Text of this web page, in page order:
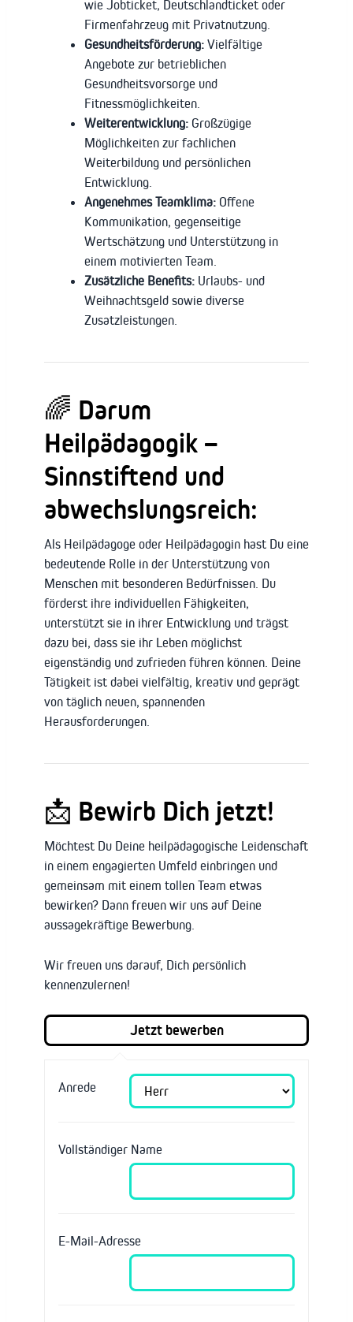
wie Jobticket, Deutschlandticket oder
Firmenfahrzeug mit Privatnutzung.
Gesundheitsförderung: Vielfältige
Angebote zur betrieblichen
Gesundheitsvorsorge und
Fitnessmöglichkeiten.
Weiterentwicklung: Großzügige
Möglichkeiten zur fachlichen
Weiterbildung und persönlichen
Entwicklung.
Angenehmes Teamklima: Offene
Kommunikation, gegenseitige
Wertschätzung und Unterstützung in
einem motivierten Team.
Zusätzliche Benefits: Urlaubs- und
Weihnachtsgeld sowie diverse
Zusatzleistungen.
🌈 Darum
Heilpädagogik –
Sinnstiftend und
abwechslungsreich:
Als Heilpädagoge oder Heilpädagogin hast Du eine
bedeutende Rolle in der Unterstützung von
Menschen mit besonderen Bedürfnissen. Du
förderst ihre individuellen Fähigkeiten,
unterstützt sie in ihrer Entwicklung und trägst
dazu bei, dass sie ihr Leben möglichst
eigenständig und zufrieden führen können. Deine
Tätigkeit ist dabei vielfältig, kreativ und geprägt
von täglich neuen, spannenden
Herausforderungen.
📩 Bewirb Dich jetzt!
Möchtest Du Deine heilpädagogische Leidenschaft
in einem engagierten Umfeld einbringen und
gemeinsam mit einem tollen Team etwas
bewirken? Dann freuen wir uns auf Deine
aussagekräftige Bewerbung.
Wir freuen uns darauf, Dich persönlich
kennenzulernen!
Anrede
Vollständiger Name
E-Mail-Adresse